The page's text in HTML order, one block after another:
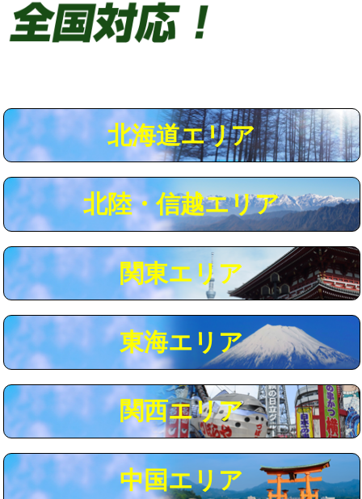
給水管工事※（塩ビ管（VP・HI）使
用/3ｍまで)
給水管工事※（ライニング鋼管・銅
管・ポリ管・HT管使用/3ｍまで)
44,000円
給水管工事※（ライニング鋼管・銅
+8,800円
マス交換（土の掘削・埋め戻し作業） 11,000円~
マス交換（深さ50㎝以上） 66,000円
コンクリート斫り（厚さ10㎝まで） 27,500円
コンクリート斫り（厚さ10㎝超え） 38,500円
モルタル補修（厚さ10㎝まで） 27,500円
モルタル補修（厚さ10㎝超え） 38,500円
追加人工 16,500円
現場見積
北海道エリア
北陸・信越エリア
関東エリア
東海エリア
関西エリア
中国エリア